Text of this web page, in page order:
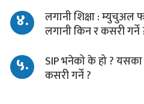
४.
लगानी शिक्षा : म्युचुअल
लगानी किन र कसरी गर्ने
५.
SIP भनेको के हो ?
कसरी गर्ने ?